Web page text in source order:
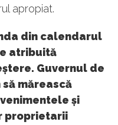
apropiat.
din calendarul
atribuită
Guvernul de
mărească
și
proprietarii